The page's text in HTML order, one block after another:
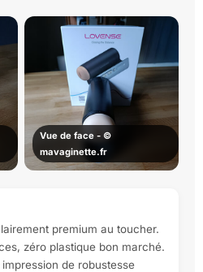
Vue de face - ©
mavaginette.fr
premium au toucher.
zéro plastique bon marché.
de robustesse